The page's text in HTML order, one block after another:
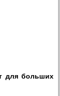
для больших